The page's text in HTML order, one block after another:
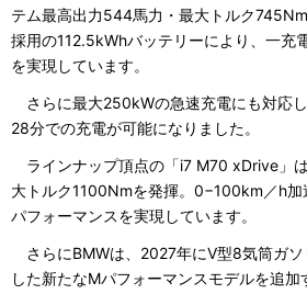
テム最高出力544馬力・最大トルク
採用の112.5kWhバッテリーにより、一充
を実現しています。
さらに最大250kWの急速充電にも対応
28分での充電が可能になりました。
ラインナップ頂点の「i7 M70 xDrive」
大トルク1100Nmを発揮。0−100km／h
パフォーマンスを実現しています。
さらにBMWは、2027年にV型8気筒ガ
した新たなMパフォーマンスモデルを追加